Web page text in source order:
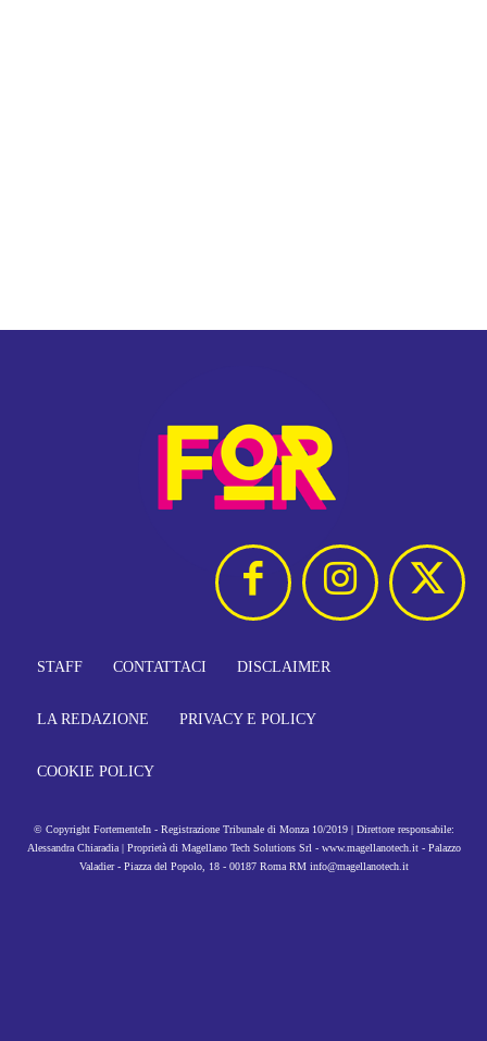
STAFF CONTATTACI DISCLAIMER
LA REDAZIONE PRIVACY E POLICY
COOKIE POLICY
© Copyright FortementeIn - Registrazione Tribunale di Monza 10/2019 | Direttore responsabile:
Alessandra Chiaradia | Proprietà di Magellano Tech Solutions Srl - www.magellanotech.it - Palazzo
Valadier - Piazza del Popolo, 18 - 00187 Roma RM info@magellanotech.it